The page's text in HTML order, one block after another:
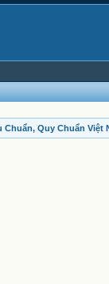
Chuẩn, Quy Chuẩn Việt